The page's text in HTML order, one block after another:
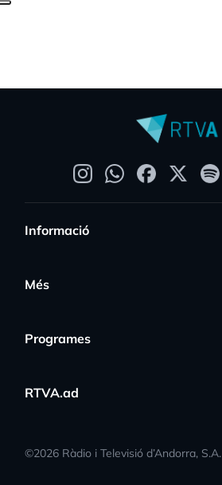
Informació
Més
Programes
RTVA.ad
©2026 Ràdio i Televisió d’Andorra, S.A.